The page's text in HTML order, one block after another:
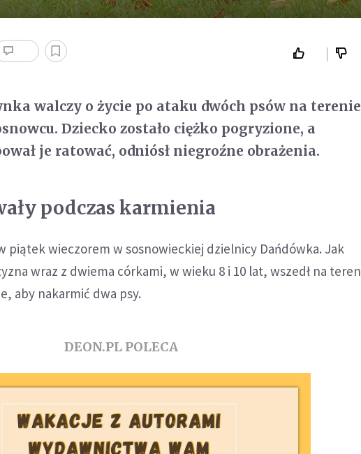
walczy o życie po ataku dwóch psów na terenie
Dziecko zostało ciężko pogryzione, a
je ratować, odniósł niegroźne obrażenia.
podczas karmienia
piątek wieczorem w sosnowieckiej dzielnicy Dańdówka. Jak
wraz z dwiema córkami, w wieku 8 i 10 lat, wszedł na teren
aby nakarmić dwa psy.
DEON.PL POLECA